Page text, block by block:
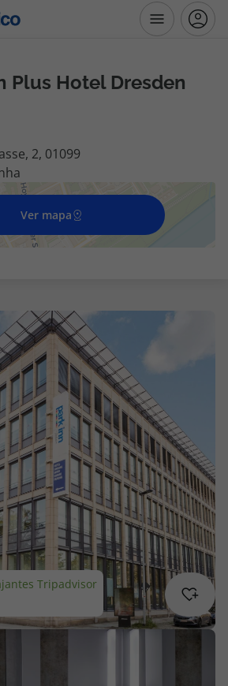
Plus Hotel Dresden
2, 01099
Ver mapa
Tripadvisor